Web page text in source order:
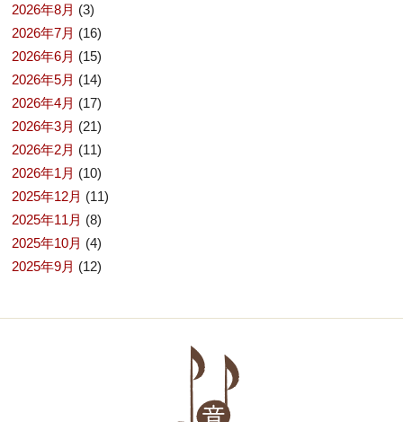
2026年8月 (3)
2026年7月 (16)
2026年6月 (15)
2026年5月 (14)
2026年4月 (17)
2026年3月 (21)
2026年2月 (11)
2026年1月 (10)
2025年12月 (11)
2025年11月 (8)
2025年10月 (4)
2025年9月 (12)